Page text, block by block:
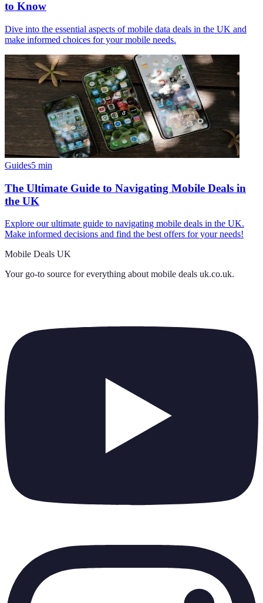
to Know
Dive into the essential aspects of mobile data deals in the UK and
make informed choices for your mobile needs.
Guides5 min
The Ultimate Guide to Navigating Mobile Deals in
the UK
Explore our ultimate guide to navigating mobile deals in the UK.
Make informed decisions and find the best offers for your needs!
Mobile Deals UK
Your go-to source for everything about mobile deals uk.co.uk.